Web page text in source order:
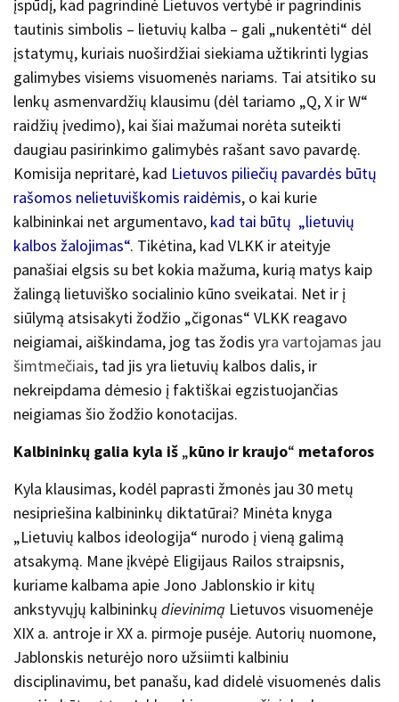
įspūdį, kad pagrindinė Lietuvos vertybė ir pagrindinis
tautinis simbolis – lietuvių kalba – gali „nukentėti“ dėl
įstatymų, kuriais nuoširdžiai siekiama užtikrinti lygias
galimybes visiems visuomenės nariams. Tai atsitiko su
lenkų asmenvardžių klausimu (dėl tariamo „Q, X ir W“
raidžių įvedimo), kai šiai mažumai norėta suteikti
daugiau pasirinkimo galimybės rašant savo pavardę.
Komisija nepritarė, kad Lietuvos piliečių pavardės būtų
rašomos nelietuviškomis raidėmis, o kai kurie
kalbininkai net argumentavo, kad tai būtų „lietuvių
kalbos žalojimas“. Tikėtina, kad VLKK ir ateityje
panašiai elgsis su bet kokia mažuma, kurią matys kaip
žalingą lietuviško socialinio kūno sveikatai. Net ir į
siūlymą atsisakyti žodžio „čigonas“ VLKK reagavo
neigiamai, aiškindama, jog tas žodis yra vartojamas jau
šimtmečiais, tad jis yra lietuvių kalbos dalis, ir
nekreipdama dėmesio į faktiškai egzistuojančias
neigiamas šio žodžio konotacijas.
Kalbininkų galia kyla iš „kūno ir kraujo“ metaforos
Kyla klausimas, kodėl paprasti žmonės jau 30 metų
nesipriešina kalbininkų diktatūrai? Minėta knyga
„Lietuvių kalbos ideologija“ nurodo į vieną galimą
atsakymą. Mane įkvėpė Eligijaus Railos straipsnis,
kuriame kalbama apie Jono Jablonskio ir kitų
ankstyvųjų kalbininkų dievinimą Lietuvos visuomenėje
XIX a. antroje ir XX a. pirmoje pusėje. Autorių nuomone,
Jablonskis neturėjo noro užsiimti kalbiniu
disciplinavimu, bet panašu, kad didelė visuomenės dalis